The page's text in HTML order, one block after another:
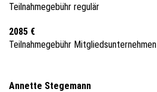
Teilnahmegebühr regulär
2085 €
Teilnahmegebühr Mitgliedsunternehmen
Annette Stegemann